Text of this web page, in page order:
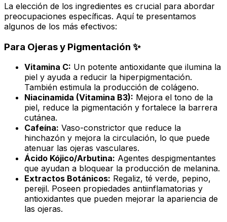
La elección de los ingredientes es crucial para abordar
preocupaciones específicas. Aquí te presentamos
algunos de los más efectivos:
Para Ojeras y Pigmentación ✨
Vitamina C: Un potente antioxidante que ilumina la
piel y ayuda a reducir la hiperpigmentación.
También estimula la producción de colágeno.
Niacinamida (Vitamina B3): Mejora el tono de la
piel, reduce la pigmentación y fortalece la barrera
cutánea.
Cafeína: Vaso-constrictor que reduce la
hinchazón y mejora la circulación, lo que puede
atenuar las ojeras vasculares.
Ácido Kójico/Arbutina: Agentes despigmentantes
que ayudan a bloquear la producción de melanina.
Extractos Botánicos: Regaliz, té verde, pepino,
perejil. Poseen propiedades antiinflamatorias y
antioxidantes que pueden mejorar la apariencia de
las ojeras.